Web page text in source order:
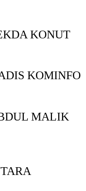
KONUT
KOMINFO
MALIK